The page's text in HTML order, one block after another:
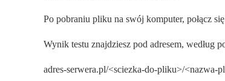
Po pobraniu pliku na swój komputer, połącz
Wynik testu znajdziesz pod adresem, według
adres-serwera.pl/<sciezka-do-pliku>/<nazwa-